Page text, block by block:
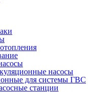
насосы
для системы ГВС
станции